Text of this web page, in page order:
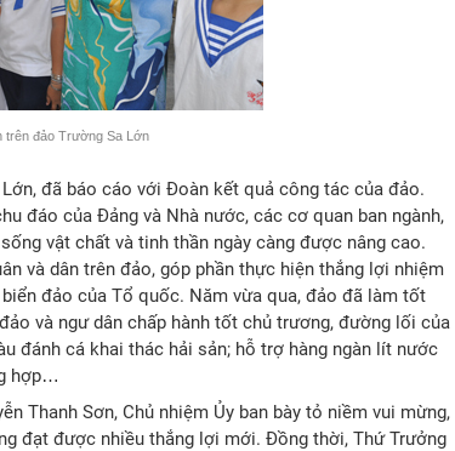
trên đảo Trường Sa Lớn
đã báo cáo với Đoàn kết quả công tác của đảo.
đáo của Đảng và Nhà nước, các cơ quan ban ngành,
vật chất và tinh thần ngày càng được nâng cao.
và dân trên đảo, góp phần thực hiện thắng lợi nhiệm
đảo của Tổ quốc. Năm vừa qua, đảo đã làm tốt
và ngư dân chấp hành tốt chủ trương, đường lối của
đánh cá khai thác hải sản; hỗ trợ hàng ngàn lít nước
hợp…
Thanh Sơn, Chủ nhiệm Ủy ban bày tỏ niềm vui mừng,
đạt được nhiều thắng lợi mới. Đồng thời, Thứ Trưởng